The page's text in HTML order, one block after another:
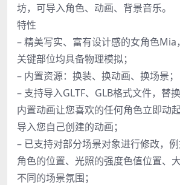
坊，可导入角色、动画、背景音乐。
特性
– 精美写实、富有设计感的女角色Mia
关键部位均具备物理模拟；
– 内置资源：换装、换动画、换场景；
– 支持导入GLTF、GLB格式文件，替
内置动画让您喜欢的任何角色立即动
导入您自己创建的动画；
– 已支持对部分场景对象进行修改，
角色的位置、光照的强度色值位置、
不同的场景氛围；